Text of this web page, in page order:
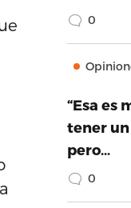
0
“Esa es
tener un
pero…
0